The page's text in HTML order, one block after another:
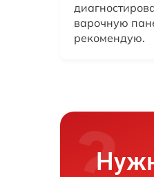
варочную
рекомендую.